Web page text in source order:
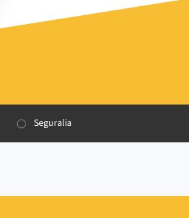
Seguralia